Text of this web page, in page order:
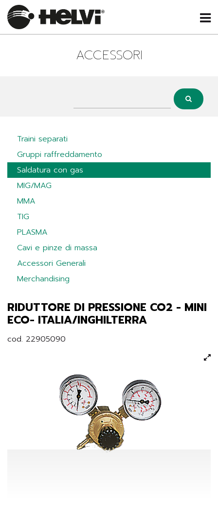
ACCESSORI
Traini separati
Gruppi raffreddamento
Saldatura con gas
MIG/MAG
MMA
TIG
PLASMA
Cavi e pinze di massa
Accessori Generali
Merchandising
RIDUTTORE DI PRESSIONE CO2 - MINI
ECO- ITALIA/INGHILTERRA
cod. 22905090